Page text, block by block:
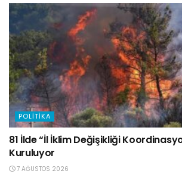
POLITIKA
81 İlde “İl İklim Değişikliği
Kuruluyor
7 AĞUSTOS 2026